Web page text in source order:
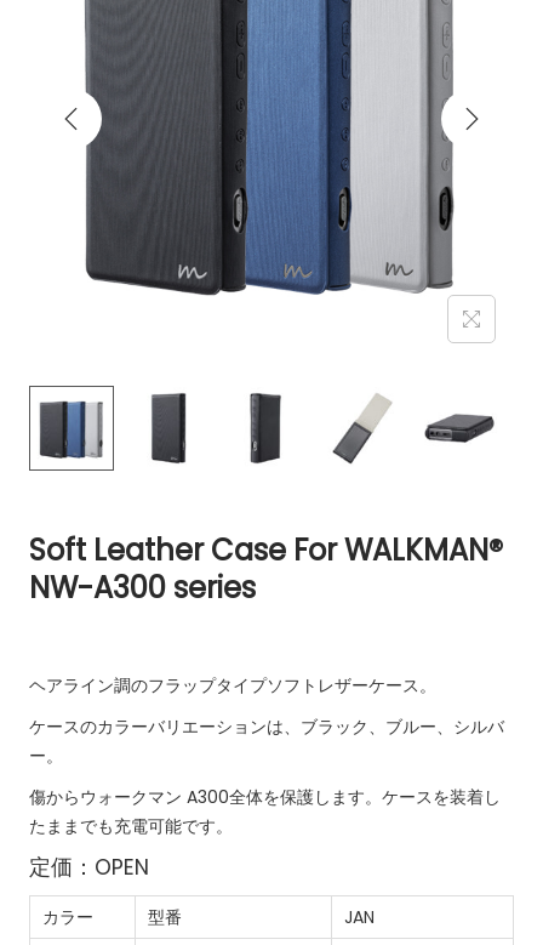
Soft Leather Case For WALKMAN®
NW-A300 series
ヘアライン調のフラップタイプソフトレザーケース。
ケースのカラーバリエーションは、ブラック、ブルー、シルバ
ー。
傷からウォークマン A300全体を保護します。ケースを装着し
たままでも充電可能です。
定価：OPEN
カラー 型番
JAN